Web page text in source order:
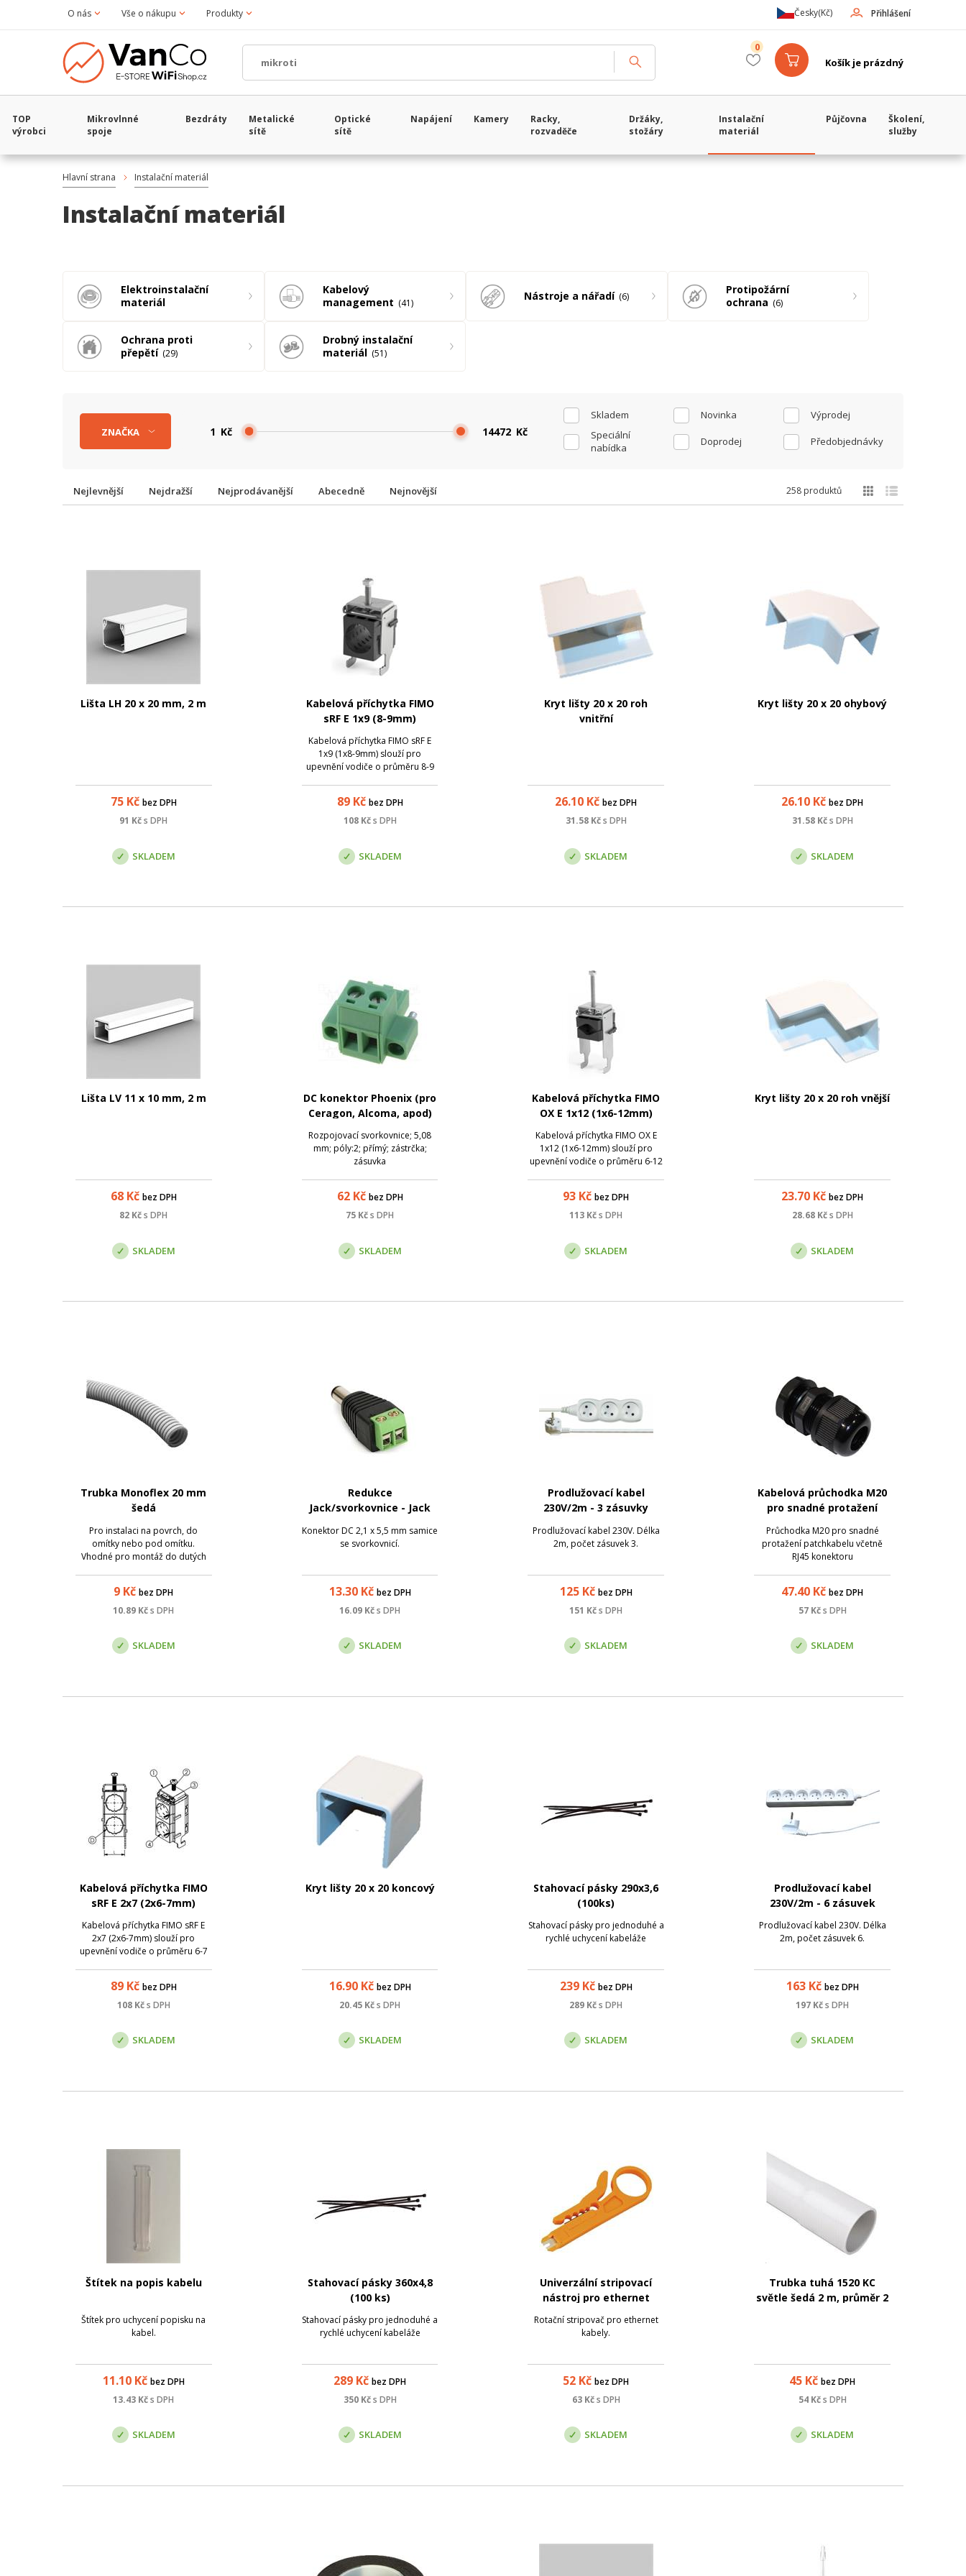
O nás Vše o nákupu Produkty Přihlášení
Česky(Kč)
Košík je prázdný
0
TOP
výrobci
Mikrovlnné
spoje
Bezdráty
Metalické
sítě
Optické
sítě
Napájení Kamery
Racky,
rozvaděče
Držáky,
stožáry
Instalační
materiál
Půjčovna
Školení,
služby
Hlavní strana Instalační materiál
Instalační materiál
Elektroinstalační
materiál
Kabelový
management
41
Nástroje a nářadí 6
Protipožární
ochrana
6
Ochrana proti
přepětí 29
Drobný instalační
materiál 51
Skladem Novinka
Výprodej
Speciální
nabídka
Doprodej Předobjednávky
Kč Kč
ZNAČKA
Nejlevnější Nejdražší Nejprodávanější Abecedně Nejnovější 258 produktů
Lišta LH 20 x 20 mm, 2 m
75Kč bez DPH
91 Kčs DPH
SKLADEM
Kabelová příchytka FIMO
sRF E 1x9 (8-9mm)
Kabelová příchytka FIMO sRF E
1x9 (1x8-9mm) slouží pro
upevnění vodiče o průměru 8-9
konstrukce - typické využití je pro
kabelové svody na
89Kč bez DPH
108Kč s DPH
SKLADEM
Kryt lišty 20 x 20 roh
vnitřní
26.10 Kč bez DPH
31.58Kčs DPH
SKLADEM
Kryt lišty 20 x 20 ohybový
26.10 Kč bez DPH
31.58Kč s DPH
SKLADEM
Lišta LV 11 x 10 mm, 2 m
68Kč bez DPH
82 Kčs DPH
SKLADEM
DC konektor Phoenix (pro
Ceragon, Alcoma, apod)
Rozpojovací svorkovnice; 5,08
mm; póly:2; přímý; zástrčka;
zásuvka
62Kč bez DPH
75 Kčs DPH
SKLADEM
Kabelová příchytka FIMO
OX E 1x12 (1x6-12mm)
Kabelová příchytka FIMO OX E
1x12 (1x6-12mm) slouží pro
upevnění vodiče o průměru 6-12
konstrukce - typické využití je pro
kabelové svody na
93 Kč bez DPH
113 Kčs DPH
SKLADEM
Kryt lišty 20 x 20 roh vnější
23.70 Kč bez DPH
28.68Kč s DPH
SKLADEM
Trubka Monoflex 20 mm
šedá
Pro instalaci na povrch, do
omítky nebo pod omítku.
Vhodné pro montáž do dutých
nebezpečné zóny 2 v prostředí s
nebezpečím výbuchu. Spojení
lze provést ...
9 Kč bez DPH
10.89 Kčs DPH
SKLADEM
Redukce
Jack/svorkovnice - Jack
Konektor DC 2,1 x 5,5 mm samice
se svorkovnicí.
13.30Kč bez DPH
16.09 Kčs DPH
SKLADEM
Prodlužovací kabel
230V/2m - 3 zásuvky
Prodlužovací kabel 230V. Délka
2m, počet zásuvek 3.
125Kč bez DPH
151 Kčs DPH
SKLADEM
Kabelová průchodka M20
pro snadné protažení
Průchodka M20 pro snadné
protažení patchkabelu včetně
RJ45 konektoru
47.40 Kč bez DPH
57Kč s DPH
SKLADEM
Kabelová příchytka FIMO
sRF E 2x7 (2x6-7mm)
Kabelová příchytka FIMO sRF E
2x7 (2x6-7mm) slouží pro
upevnění vodiče o průměru 6-7
konstrukce - typické využití je pro
kabelové svody na
89Kč bez DPH
108Kčs DPH
SKLADEM
Kryt lišty 20 x 20 koncový
16.90Kč bez DPH
20.45 Kčs DPH
SKLADEM
Stahovací pásky 290x3,6
(100ks)
Stahovací pásky pro jednoduhé a
rychlé uchycení kabeláže
239Kč bez DPH
289 Kčs DPH
SKLADEM
Prodlužovací kabel
230V/2m - 6 zásuvek
Prodlužovací kabel 230V. Délka
2m, počet zásuvek 6.
163Kč bez DPH
197 Kčs DPH
SKLADEM
Štítek na popis kabelu
Štítek pro uchycení popisku na
kabel.
11.10Kč bez DPH
13.43 Kčs DPH
SKLADEM
Stahovací pásky 360x4,8
(100 ks)
Stahovací pásky pro jednoduhé a
rychlé uchycení kabeláže
289 Kč bez DPH
350Kč s DPH
SKLADEM
Univerzální stripovací
nástroj pro ethernet
Rotační stripovač pro ethernet
kabely.
52 Kč bez DPH
63Kčs DPH
SKLADEM
Trubka tuhá 1520 KC
světle šedá 2 m, průměr 2
45 Kč bez DPH
54Kč s DPH
SKLADEM